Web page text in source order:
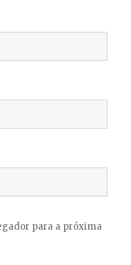
para a próxima